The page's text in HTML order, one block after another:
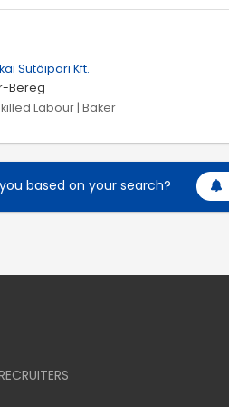
Sütőipari Kft.
Bereg
Labour | Baker
based on your search?